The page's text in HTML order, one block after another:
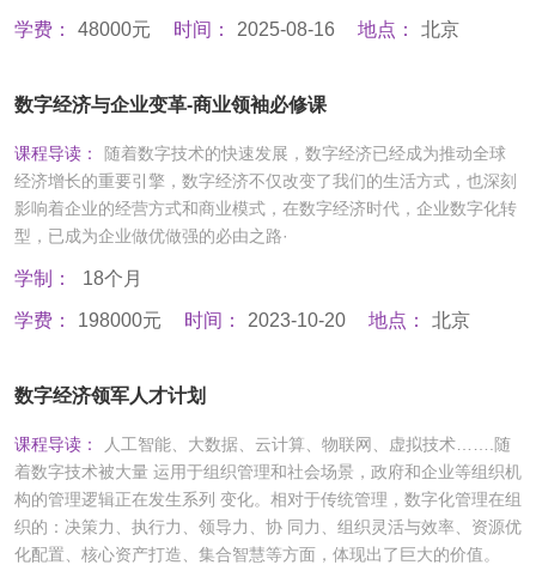
学费： 48000元 时间： 2025-08-16 地点： 北京
数字经济与企业变革-商业领袖必修课
课程导读：
随着数字技术的快速发展，数字经济已经成为推动全球
经济增长的重要引擎，数字经济不仅改变了我们的生活方式，也深刻
影响着企业的经营方式和商业模式，在数字经济时代，企业数字化转
型，已成为企业做优做强的必由之路·
学制： 18个月
学费： 198000元 时间： 2023-10-20 地点： 北京
数字经济领军人才计划
课程导读：
人工智能、大数据、云计算、物联网、虚拟技术…….随
着数字技术被大量 运用于组织管理和社会场景，政府和企业等组织机
构的管理逻辑正在发生系列 变化。相对于传统管理，数字化管理在组
织的：决策力、执行力、领导力、协 同力、组织灵活与效率、资源优
化配置、核心资产打造、集合智慧等方面，体现出了巨大的价值。